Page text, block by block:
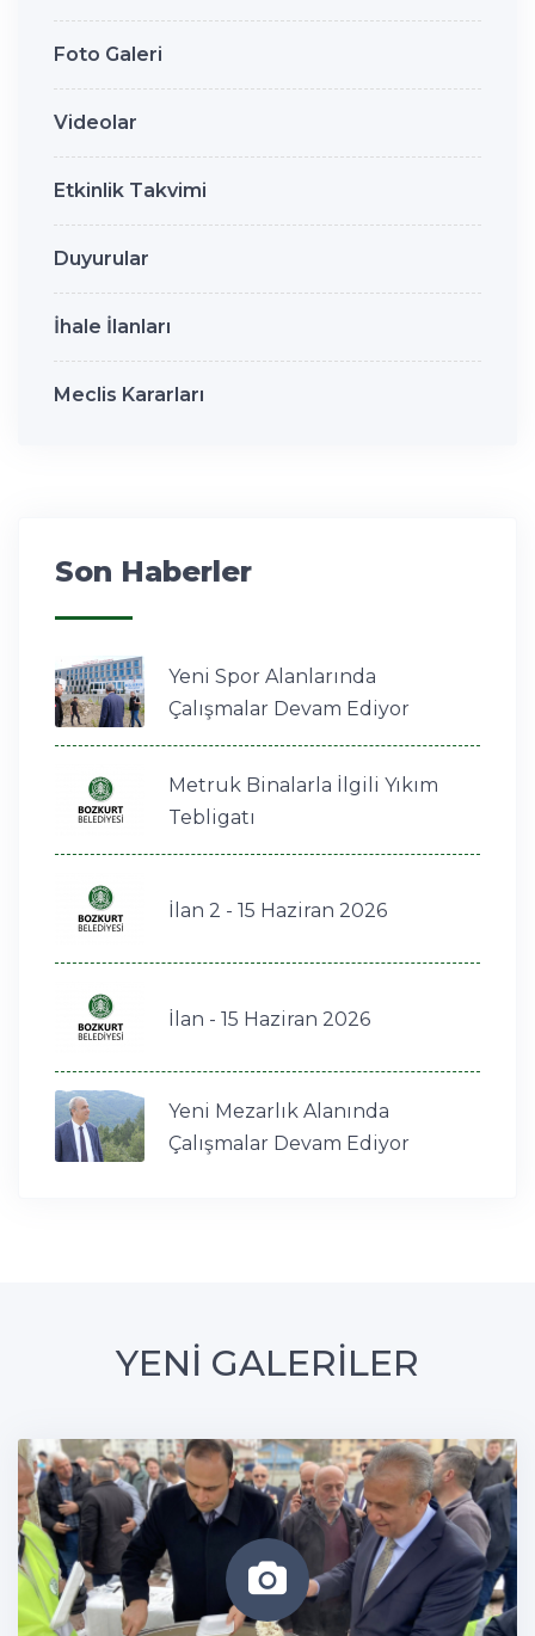
Foto Galeri
Videolar
Etkinlik Takvimi
Duyurular
İhale İlanları
Meclis Kararları
Son Haberler
Yeni Spor Alanlarında
Çalışmalar Devam Ediyor
Metruk Binalarla İlgili Yıkım
Tebligatı
İlan 2 - 15 Haziran 2026
İlan - 15 Haziran 2026
Yeni Mezarlık Alanında
Çalışmalar Devam Ediyor
YENİ GALERİLER